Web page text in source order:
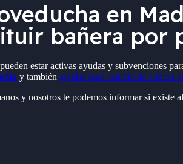
en
bañera por
estar activas ayudas y subvenciones
y tambiénayudas para cambio de bañera
y nosotros te podemos informar si existe